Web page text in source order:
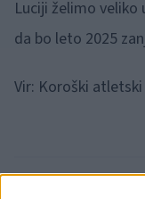
Luciji želimo veliko
da bo leto 2025
Vir: Koroški